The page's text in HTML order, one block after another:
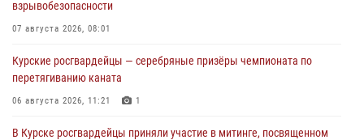
взрывобезопасности
07 августа 2026, 08:01
Курские росгвардейцы — серебряные призёры чемпионата по
перетягиванию каната
06 августа 2026, 11:21 1
В Курске росгвардейцы приняли участие в митинге, посвященном